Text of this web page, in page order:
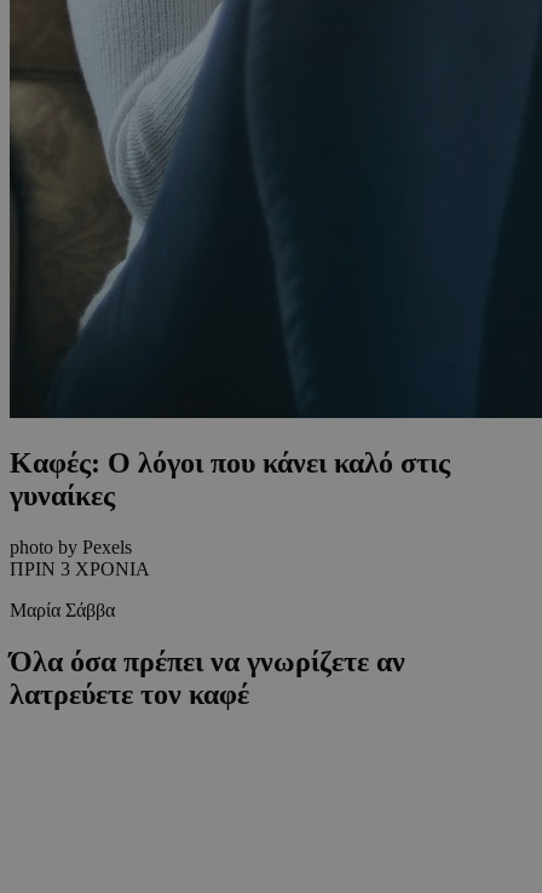
Καφές: Ο λόγοι που κάνει καλό στις
γυναίκες
photo by Pexels
ΠΡΙΝ 3 ΧΡΟΝΙΑ
Μαρία Σάββα
Όλα όσα πρέπει να γνωρίζετε αν
λατρεύετε τον καφέ